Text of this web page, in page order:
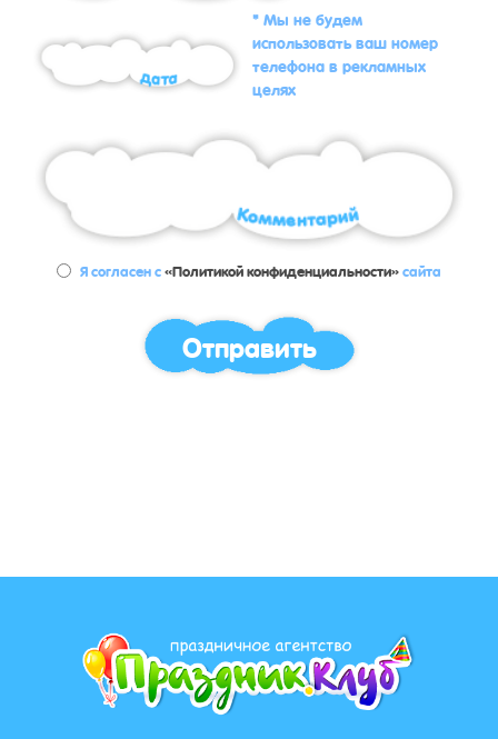
* Мы не будем
использовать ваш номер
телефона в рекламных
целях
Я согласен с«Политикой конфиденциальности»сайта
Отправить